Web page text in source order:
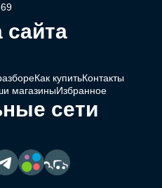
сайта
Как купитьКонтакты
магазиныИзбранное
сети